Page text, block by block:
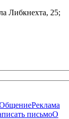
Либкнехта, 25;
Реклама
письмоО